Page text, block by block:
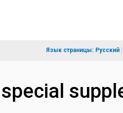
Язык страницы: Русский